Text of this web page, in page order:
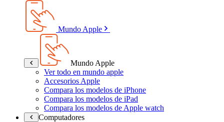
Mundo Apple
Mundo Apple
Ver todo en mundo apple
Accesorios Apple
Compara los modelos de iPhone
Compara los modelos de iPad
Compara los modelos de Apple watch
Computadores